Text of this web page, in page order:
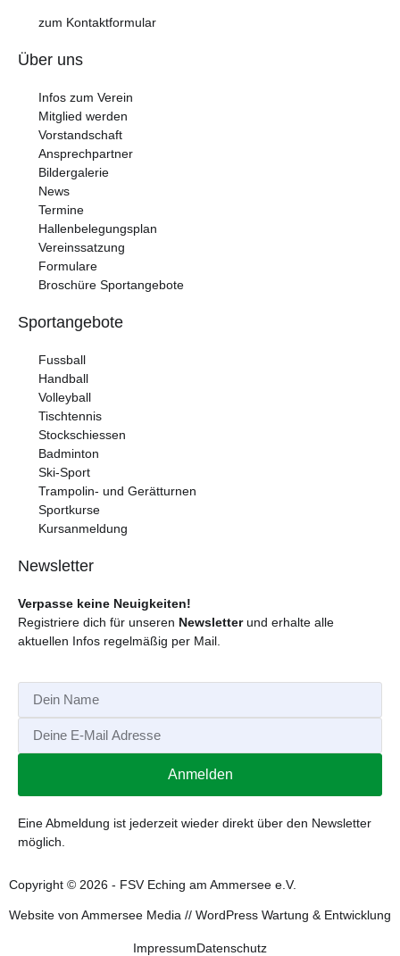
zum Kontaktformular
Über uns
Infos zum Verein
Mitglied werden
Vorstandschaft
Ansprechpartner
Bildergalerie
News
Termine
Hallenbelegungsplan
Vereinssatzung
Formulare
Broschüre Sportangebote
Sportangebote
Fussball
Handball
Volleyball
Tischtennis
Stockschiessen
Badminton
Ski-Sport
Trampolin- und Gerätturnen
Sportkurse
Kursanmeldung
Newsletter
Verpasse keine Neuigkeiten!
Registriere dich für unseren Newsletterund erhalte alle
aktuellen Infos regelmäßig per Mail.
Anmelden
Eine Abmeldung ist jederzeit wieder direkt über den Newsletter
möglich.
Copyright © 2026 - FSV Eching am Ammersee e.V.
Website von Ammersee Media // WordPress Wartung & Entwicklung
ImpressumDatenschutz